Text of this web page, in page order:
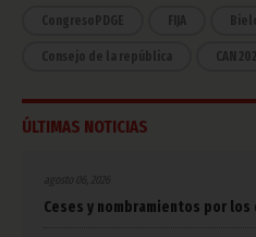
CongresoPDGE FIJA
Consejo de la república CAN
ÚLTIMAS NOTICIAS
agosto 06, 2026
Ceses y nombramientos por